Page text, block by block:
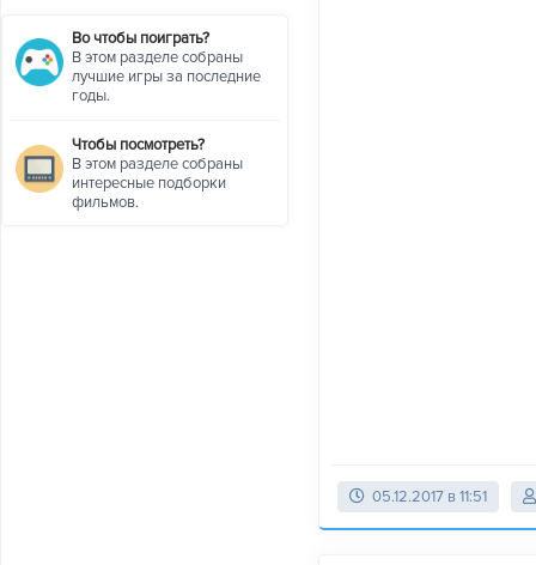
Во чтобы поиграть?
В этом разделе собраны
лучшие игры за последние
годы.
Чтобы посмотреть?
В этом разделе собраны
интересные подборки
фильмов.
05.12.2017 в 11:51